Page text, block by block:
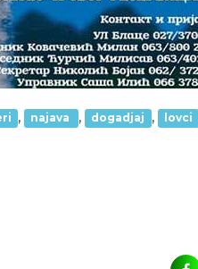
, najava , dogadjaj , lovci